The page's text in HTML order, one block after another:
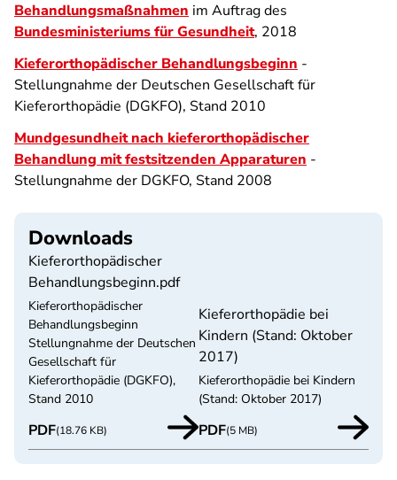
Behandlungsmaßnahmen im Auftrag des
Bundesministeriums für Gesundheit, 2018
Kieferorthopädischer Behandlungsbeginn -
Stellungnahme der Deutschen Gesellschaft für
Kieferorthopädie (DGKFO), Stand 2010
Mundgesundheit nach kieferorthopädischer
Behandlung mit festsitzenden Apparaturen -
Stellungnahme der DGKFO, Stand 2008
Downloads
Kieferorthopädischer
Behandlungsbeginn.pdf
Kieferorthopädischer
Behandlungsbeginn
Stellungnahme der Deutschen
Gesellschaft für
Kieferorthopädie (DGKFO),
Stand 2010
PDF(18.76 KB)
Kieferorthopädie bei
Kindern (Stand: Oktober
2017)
Kieferorthopädie bei Kindern
(Stand: Oktober 2017)
PDF(5 MB)